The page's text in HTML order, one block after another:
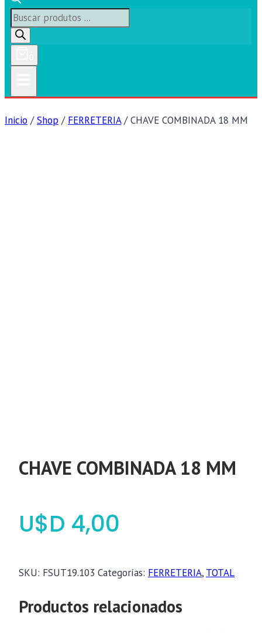
Búsqueda
de
productos
Inicio / Shop / FERRETERIA / CHAVE COMBINADA 18 MM
CHAVE COMBINADA 18 MM
$ 4,00
SKU: FSUT19.103 Categorías: FERRETERIA, TOTAL
Productos relacionados